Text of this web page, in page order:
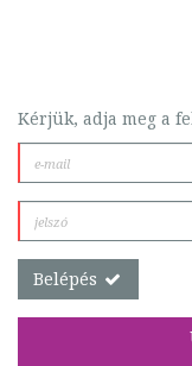
Kérjük, adja meg a
Belépés